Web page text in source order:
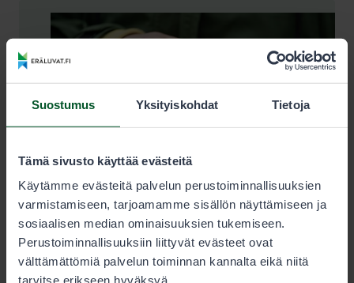
Suostumus Yksityiskohdat Tietoja
Tämä sivusto käyttää evästeitä
Käytämme evästeitä palvelun perustoiminnallisuuksien
varmistamiseen, tarjoamamme sisällön näyttämiseen ja
sosiaalisen median ominaisuuksien tukemiseen.
Perustoiminnallisuuksiin liittyvät evästeet ovat
välttämättömiä palvelun toiminnan kannalta eikä niitä
tarvitse erikseen hyväksyä.